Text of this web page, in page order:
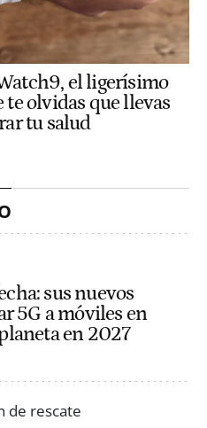
el ligerísimo
te olvidas que llevas
tu salud
sus nuevos
5G a móviles en
en 2027